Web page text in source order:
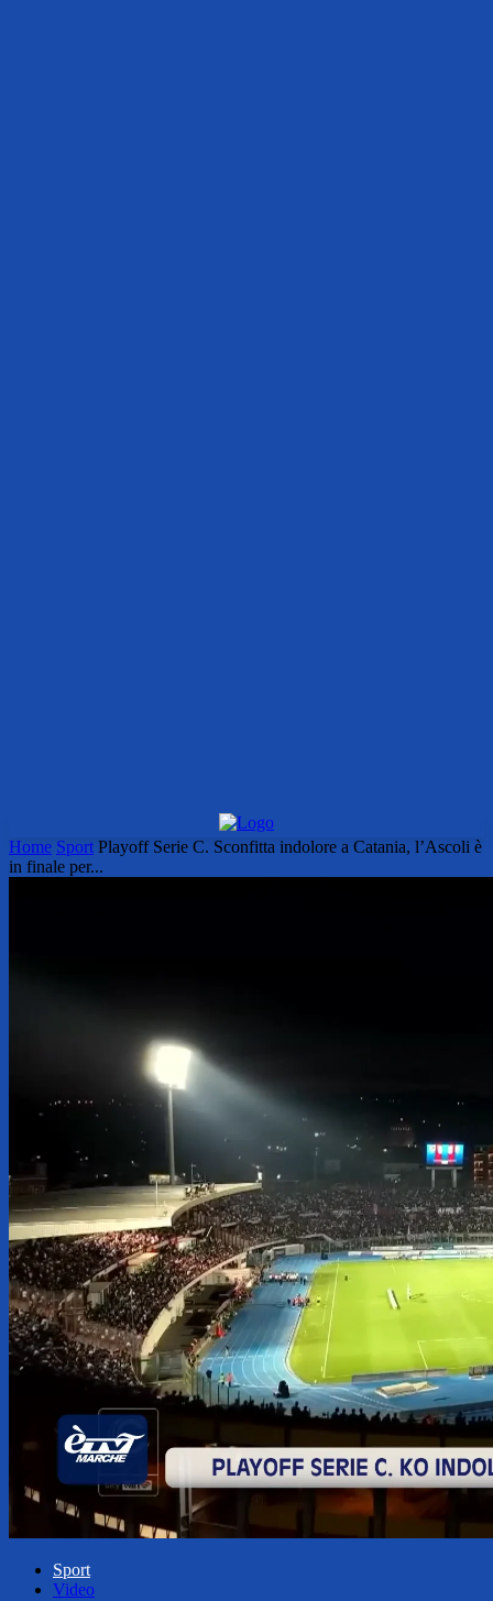
Home Sport Playoff Serie C. Sconfitta indolore a Catania, l’Ascoli è
in finale per...
Sport
Video